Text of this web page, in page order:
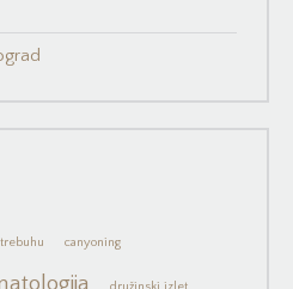
canyoning